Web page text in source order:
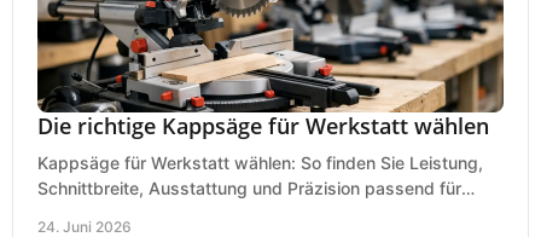
Die richtige Kappsäge für Werkstatt wählen
Kappsäge für Werkstatt wählen: So finden Sie Leistung,
Schnittbreite, Ausstattung und Präzision passend für
24. Juni 2026